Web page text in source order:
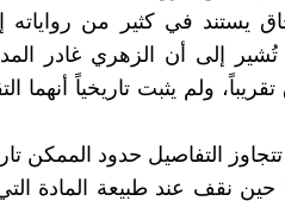
يستند في كثير من رواياته
إلى أن الزهري غادر
ولم يثبت تاريخياً أنهما
التفاصيل حدود الممكن
نقف عند طبيعة المادة التي